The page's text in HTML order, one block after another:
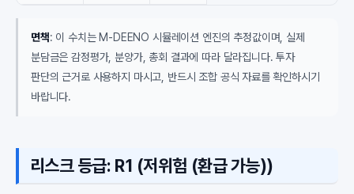
면책: 이 수치는 M-DEENO 시뮬레이션 엔진의 추정값이며, 실제
분담금은 감정평가, 분양가, 총회 결과에 따라 달라집니다. 투자
판단의 근거로 사용하지 마시고, 반드시 조합 공식 자료를 확인하시기
바랍니다.
리스크 등급: R1 (저위험 (환급 가능))